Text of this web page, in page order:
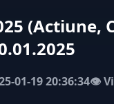
(Actiune,
01-19 20:36:34👁️